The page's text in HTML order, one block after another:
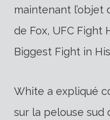
maintenant l’objet
de Fox, UFC Fight
Biggest Fight in
White a expliqué
sur la pelouse sud